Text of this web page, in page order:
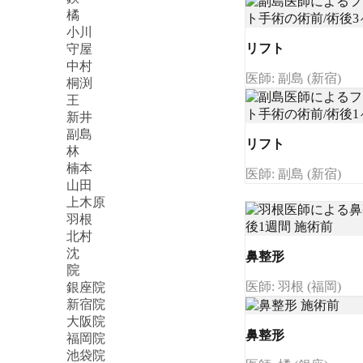
橘
小川
守屋
中村
桐渕
王
新井
副島
林
楠本
山田
上木原
羽根
北村
沈
院
銀座院
新宿院
大阪院
福岡院
池袋院
リフト
医師: 副島 (新宿)
リフト
医師: 副島 (新宿)
鼻整形
医師: 羽根 (福岡)
鼻整形